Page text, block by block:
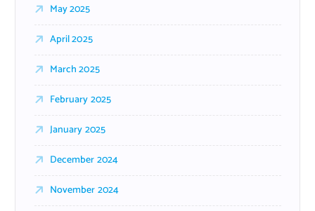
May 2025
April 2025
March 2025
February 2025
January 2025
December 2024
November 2024